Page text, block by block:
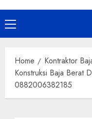
Primary
Menu
Home
Kontraktor
Konstruksi Baja Berat
0882006382185